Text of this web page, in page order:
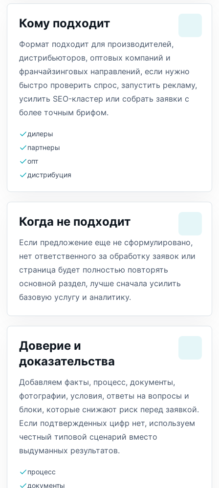
Кому подходит
Формат подходит для производителей,
дистрибьюторов, оптовых компаний и
франчайзинговых направлений, если нужно
быстро проверить спрос, запустить рекламу,
усилить SEO-кластер или собрать заявки с
более точным брифом.
дилеры
партнеры
опт
дистрибуция
Когда не подходит
Если предложение еще не сформулировано,
нет ответственного за обработку заявок или
страница будет полностью повторять
основной раздел, лучше сначала усилить
базовую услугу и аналитику.
Доверие и
доказательства
Добавляем факты, процесс, документы,
фотографии, условия, ответы на вопросы и
блоки, которые снижают риск перед заявкой.
Если подтвержденных цифр нет, используем
честный типовой сценарий вместо
выдуманных результатов.
процесс
документы